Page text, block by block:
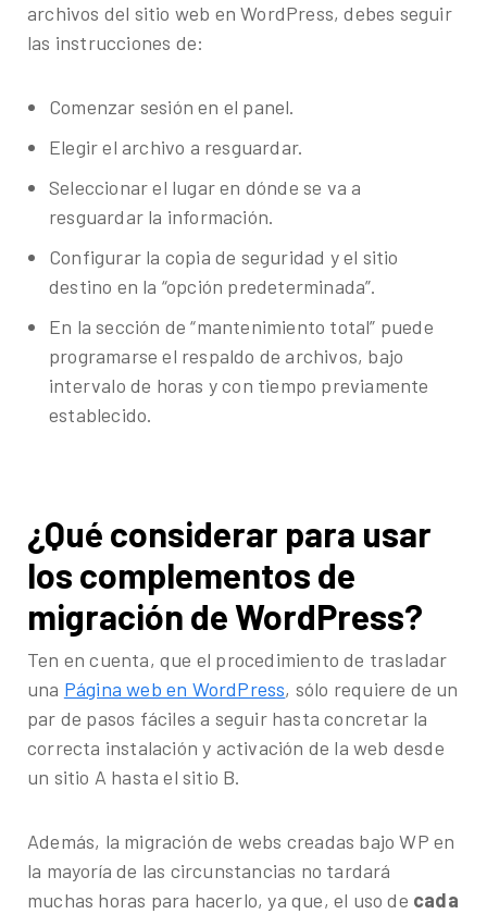
archivos del sitio web en WordPress, debes seguir
las instrucciones de:
Comenzar sesión en el panel.
Elegir el archivo a resguardar.
Seleccionar el lugar en dónde se va a
resguardar la información.
Configurar la copia de seguridad y el sitio
destino en la “opción predeterminada”.
En la sección de “mantenimiento total” puede
programarse el respaldo de archivos, bajo
intervalo de horas y con tiempo previamente
establecido.
¿Qué considerar para usar
los complementos de
migración de WordPress?
Ten en cuenta, que el procedimiento de trasladar
una Página web en WordPress, sólo requiere de un
par de pasos fáciles a seguir hasta concretar la
correcta instalación y activación de la web desde
un sitio A hasta el sitio B.
Además, la migración de webs creadas bajo WP en
la mayoría de las circunstancias no tardará
muchas horas para hacerlo, ya que, el uso de cada